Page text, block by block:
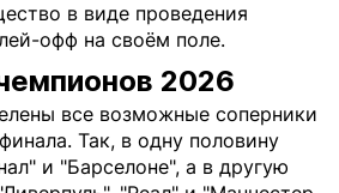
в виде проведения
офф на своём поле.
2026
все возможные соперники
Так, в одну половину
и "Барселоне", а в другую